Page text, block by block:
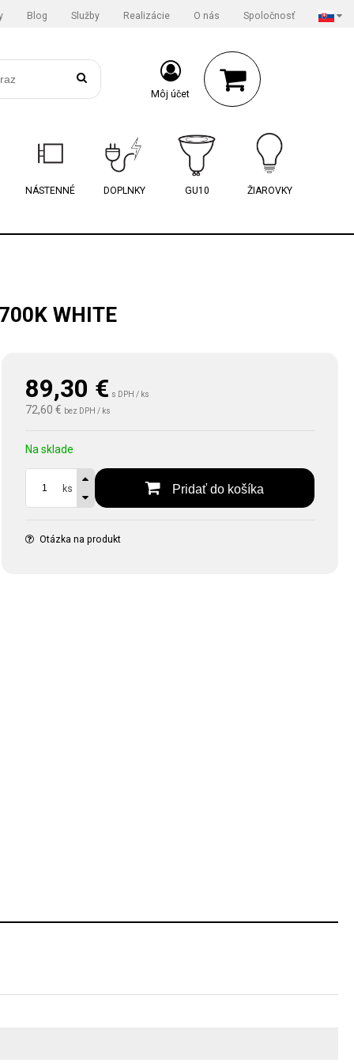
Blog Služby Realizácie O nás Spoločnosť
Môj účet
NÁSTENNÉ DOPLNKY GU10 ŽIAROVKY
WHITE
89,30 € s DPH / ks
72,60 € bez DPH / ks
Na sklade
ks Pridať do košíka
Otázka na produkt